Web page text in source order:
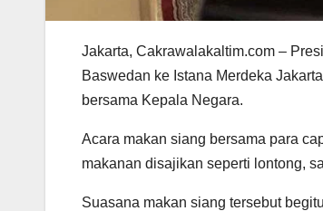
Jakarta, Cakrawalakaltim.com –
Baswedan ke Istana Merdeka
bersama Kepala Negara.
Acara makan siang bersama para
makanan disajikan seperti lontong,
Suasana makan siang tersebut